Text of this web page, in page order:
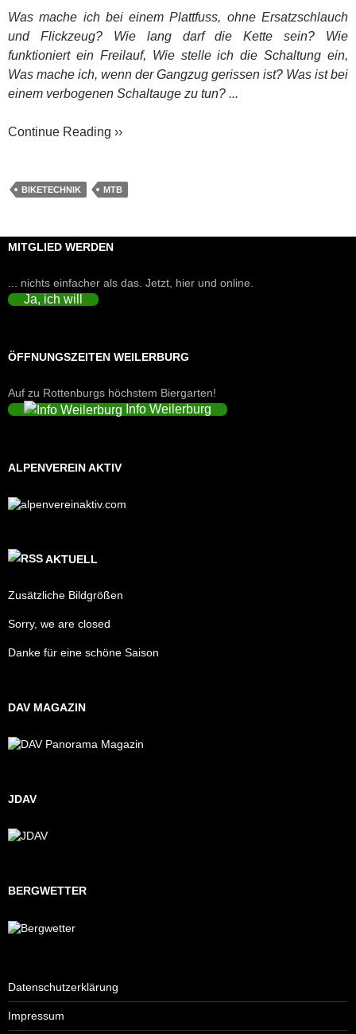
Was mache ich bei einem Plattfuss, ohne Ersatzschlauch
und Flickzeug? Wie lang darf die Kette sein? Wie
funktioniert ein Freilauf, Wie stelle ich die Schaltung ein,
Was mache ich, wenn der Gangzug gerissen ist? Was ist bei
einem verbogenen Schaltauge zu tun? ...
Continue Reading ››
BIKETECHNIK MTB
MITGLIED WERDEN
... nichts einfacher als das. Jetzt, hier und online.
Ja, ich will
ÖFFNUNGSZEITEN WEILERBURG
Auf zu Rottenburgs höchstem Biergarten!
Info Weilerburg
ALPENVEREIN AKTIV
AKTUELL
Zusätzliche Bildgrößen
Sorry, we are closed
Danke für eine schöne Saison
DAV MAGAZIN
JDAV
BERGWETTER
Datenschutzerklärung
Impressum